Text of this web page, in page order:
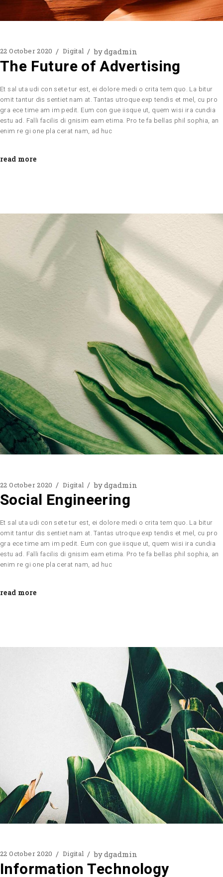
22 October 2020 Digital bydgadmin
The Future of Advertising
Et sal uta udi con sete tur est, ei dolore medi o crita tem quo. La bitur
omit tantur dis sentiet nam at. Tantas utroque exp tendis et mel, cu pro
gra ece time am im pedit. Eum con gue iisque ut, quem wisi ira cundia
estu ad. Falli facilis di gnisim eam etima. Pro te fa bellas phil sophia, an
enim re gi one pla cerat nam, ad huc
read more
22 October 2020 Digital bydgadmin
Social Engineering
Et sal uta udi con sete tur est, ei dolore medi o crita tem quo. La bitur
omit tantur dis sentiet nam at. Tantas utroque exp tendis et mel, cu pro
gra ece time am im pedit. Eum con gue iisque ut, quem wisi ira cundia
estu ad. Falli facilis di gnisim eam etima. Pro te fa bellas phil sophia, an
enim re gi one pla cerat nam, ad huc
read more
22 October 2020 Digital bydgadmin
Information Technology